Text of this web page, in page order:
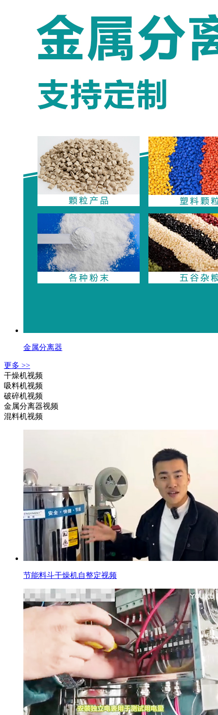
金属分离器
更多 >>
干燥机视频
吸料机视频
破碎机视频
金属分离器视频
混料机视频
节能料斗干燥机自整定视频